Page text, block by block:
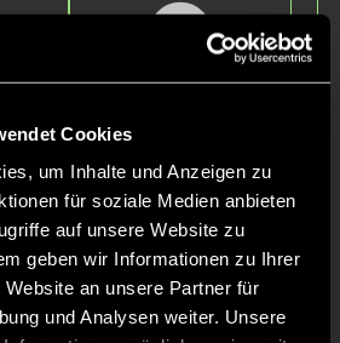
Cookies
um Inhalte und Anzeigen zu
für soziale Medien anbieten
auf unsere Website zu
geben wir Informationen zu Ihrer
an unsere Partner für
und Analysen weiter. Unsere
Mila
H.